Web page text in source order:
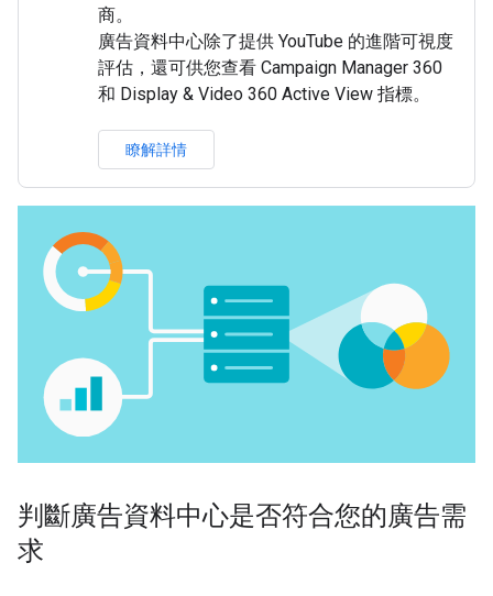
商。
廣告資料中心除了提供 YouTube 的進階可視度
評估，還可供您查看 Campaign Manager 360
和 Display & Video 360 Active View 指標。
瞭解詳情
判斷廣告資料中心是否符合您的廣告需
求